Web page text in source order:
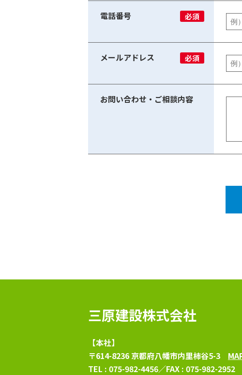
電話番号 必須
メールアドレス 必須
お問い合わせ・ご相談内容
三原建設株式会社
【本社】
〒614-8236 京都府八幡市内里柿谷5-3
TEL : 075-982-4456／FAX : 075-982-2952